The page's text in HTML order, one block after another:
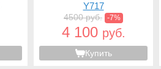
Y717
4500 руб. -7%
4 100 руб.
Купить